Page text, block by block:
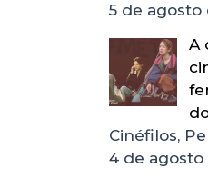
5 de agosto
A
Cinéfilos,
4 de agosto